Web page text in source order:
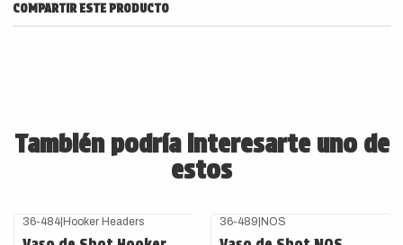
COMPARTIR ESTE PRODUCTO
También podría interesarte uno de
estos
36-484|Hooker Headers 36-489|NOS